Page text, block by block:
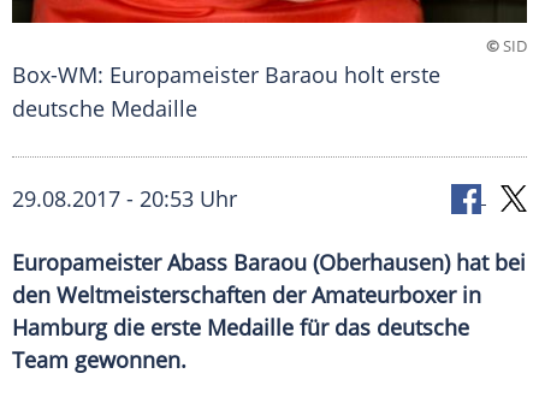
©SID
Box-WM: Europameister Baraou holt erste
deutsche Medaille
29.08.2017 - 20:53 Uhr
Europameister Abass Baraou (Oberhausen) hat bei
den Weltmeisterschaften der Amateurboxer in
Hamburg die erste Medaille für das deutsche
Team gewonnen.